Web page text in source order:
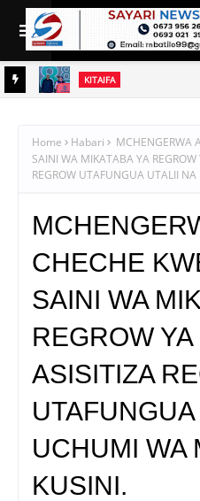
KITAIFA
Home Habari
MCHENGERWA
SAINI WA MIKATABA YA
REGROW UTAFUNGUA UTALII
CHECHE
SAINI WA
REGROW
ASISITIZA
UCHUMI WA
KUSINI.